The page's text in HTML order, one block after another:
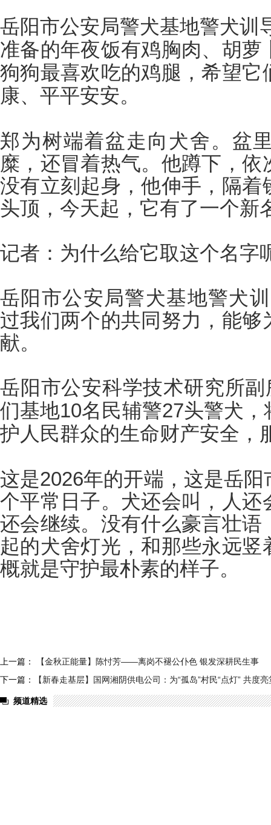
岳阳市公安局警犬基地警犬训
准备的年夜饭有鸡胸肉、胡
狗狗最喜欢吃的鸡腿，希望
康、平平安安。
郑为树端着盆走向犬舍。盆
糜，还冒着热气。他蹲下，
没有立刻起身，他伸手，隔
头顶，今天起，它有了一个新
记者：为什么给它取这个名字
岳阳市公安局警犬基地警犬
过我们两个的共同努力，能
献。
岳阳市公安科学技术研究所副
们基地10名民辅警27头警犬
护人民群众的生命财产安全，
这是2026年的开端，这是岳
个平常日子。犬还会叫，人
还会继续。没有什么豪言壮
起的犬舍灯光，和那些永远
概就是守护最朴素的样子。
上一篇：
【金秋正能量】陈忖芳——离岗不褪公仆色 银发深耕民生事
下一篇：
【新春走基层】国网湘阴供电公司：为“孤岛”村民“点灯” 共度
频道精选